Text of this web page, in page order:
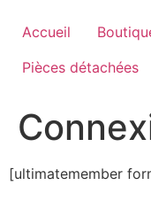
Accueil
Pièces détachées
[ultimatemember